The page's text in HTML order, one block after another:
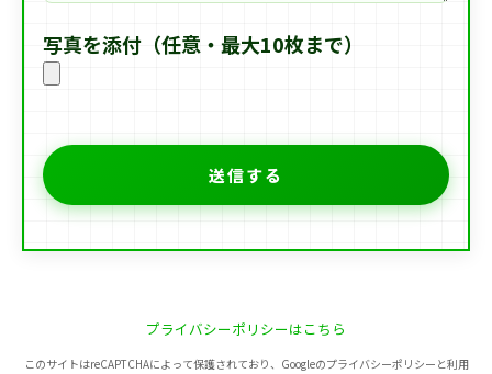
写真を添付（任意・最大10枚まで）
プライバシーポリシーはこちら
このサイトはreCAPTCHAによって保護されており、Googleのプライバシーポリシーと利用